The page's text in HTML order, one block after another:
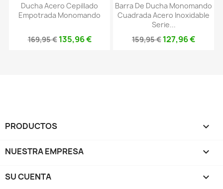
Ducha Acero Cepillado
Empotrada Monomando
169,95 € 135,96 €
Barra De Ducha Monomando
Cuadrada Acero Inoxidable
Serie...
159,95 € 127,96 €
PRODUCTOS 
NUESTRA EMPRESA 
SU CUENTA 